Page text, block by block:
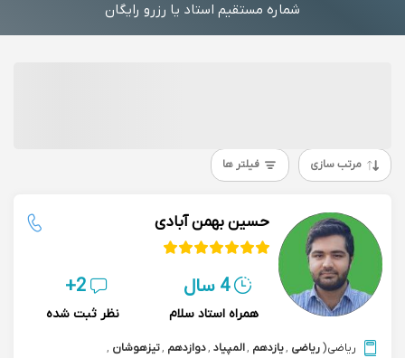
شماره مستقیم استاد یا رزرو رایگان
مرتب سازی فیلتر ها
حسین بهمن آبادی
4 سال
همراه استاد سلام
2+
نظر ثبت شده
ریاضی(ریاضی ,یازدهم ,المپیاد ,دوازدهم ,تیزهوشان ,